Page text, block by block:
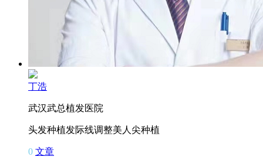
丁浩
武汉武总植发医院
头发种植发际线调整美人尖种植
0 文章